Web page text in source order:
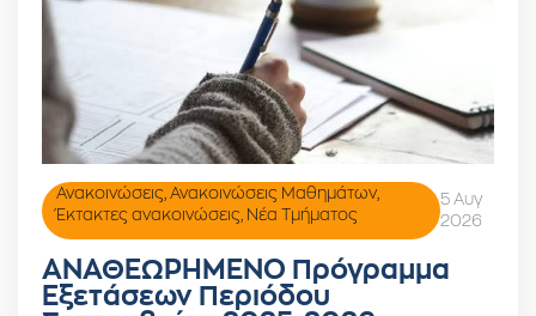
Ανακοινώσεις Ανακοινώσεις Μαθημάτων,
Έκτακτες ανακοινώσεις
Νέα Τμήματος
5 Αυγ
2026
ΑΝΑΘΕΩΡΗΜΕΝΟ Πρόγραμμα
Εξετάσεων Περιόδου